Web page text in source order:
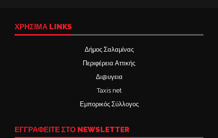
ΧΡΉΣΙΜΑ LINKS
Δήμος Σαλαμίνας
Περιφέρεια Αττικής
Δι@υγεια
Taxis net
Εμπορικός Σύλλογος
ΕΓΓΡΑΦΕΙΤΕ ΣΤΟ NEWSLETTER